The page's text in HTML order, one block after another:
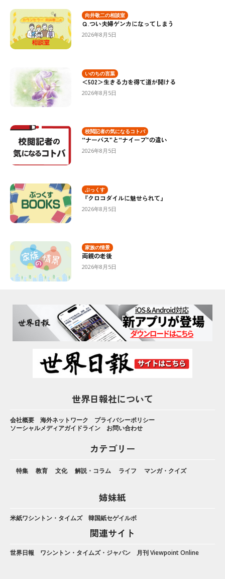
向井敬二の相談室
Ｑ.つい夫婦ゲンカになってしまう
2026年8月5日
いのちの言葉
＜502＞生きる力を得て道が開ける
2026年8月5日
校閲記者の気になるコトバ
“ナーバス”と“ナイーブ”の違い
2026年8月5日
ぶっくす
『クロコダイルに魅せられて』
2026年8月5日
家族の情景
両親の老後
2026年8月5日
世界日報社について
会社概要 海外ネットワーク
プライバシーポリシー
ソーシャルメディアガイドライン
お問い合わせ
カテゴリー
特集 教育 文化 解説・コラム ライフ マンガ・クイズ
姉妹紙
米紙ワシントン・タイムズ 韓国紙セゲイルボ
関連サイト
世界日報 ワシントン・タイムズ・ジャパン 月刊 Viewpoint Online